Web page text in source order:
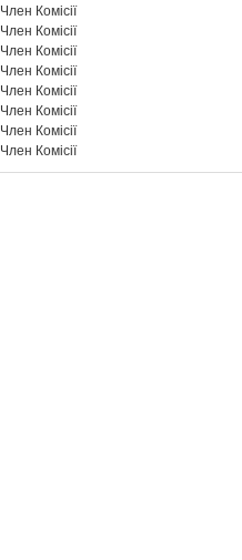
Член Комісії
Член Комісії
Член Комісії
Член Комісії
Член Комісії
Член Комісії
Член Комісії
Член Комісії